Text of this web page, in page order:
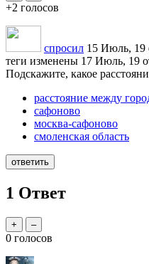
+2 голосов
спросил 15 Июль, 19
теги изменены 17 Июль, 19
Подскажите, какое
расстояние между
сафоново
москва-сафоново
смоленская область
1 Ответ
0 голосов